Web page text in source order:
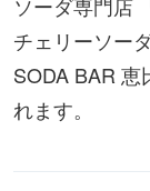
チェリーソー
SODA BAR 恵
れます。